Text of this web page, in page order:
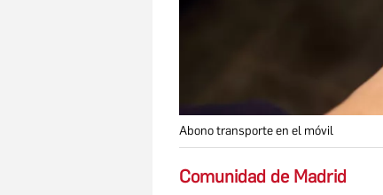
Abono transporte en el móvil
Comunidad de Madrid